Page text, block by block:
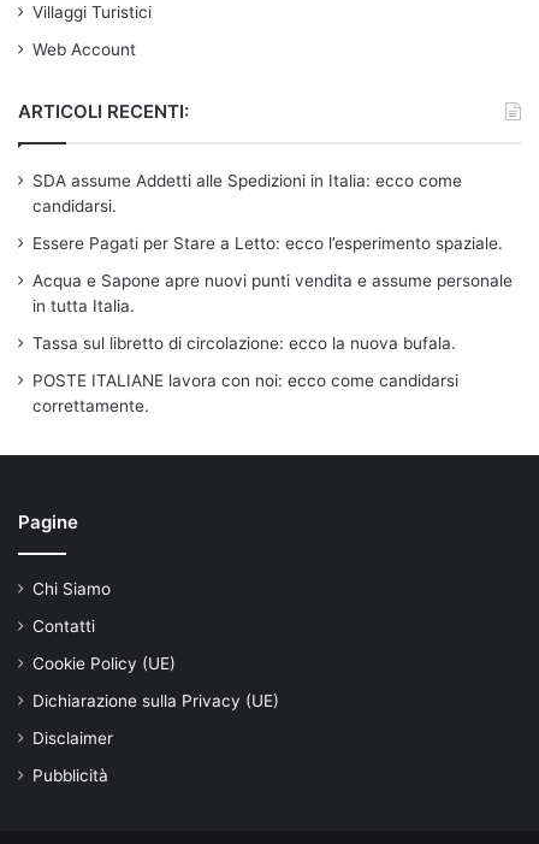
Villaggi Turistici
Web Account
ARTICOLI RECENTI:
SDA assume Addetti alle Spedizioni in Italia: ecco come
candidarsi.
Essere Pagati per Stare a Letto: ecco l’esperimento spaziale.
Acqua e Sapone apre nuovi punti vendita e assume personale
in tutta Italia.
Tassa sul libretto di circolazione: ecco la nuova bufala.
POSTE ITALIANE lavora con noi: ecco come candidarsi
correttamente.
Pagine
Chi Siamo
Contatti
Cookie Policy (UE)
Dichiarazione sulla Privacy (UE)
Disclaimer
Pubblicità